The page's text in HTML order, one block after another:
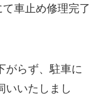
車止め修理完了
がらず、駐車に
いいたしまし